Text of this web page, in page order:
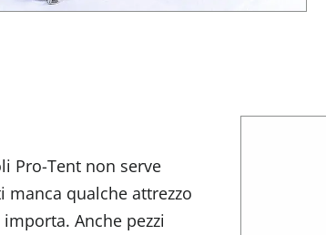
Pro-Tent non serve
manca qualche attrezzo
Anche pezzi